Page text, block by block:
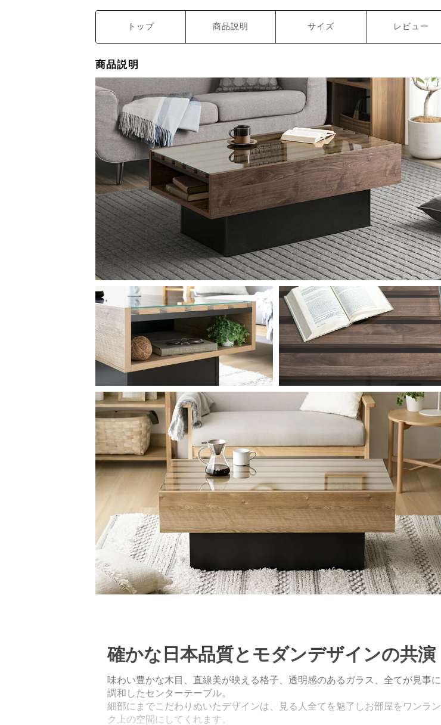
トップ 商品説明 サイズ レビュー
商品説明
確かな日本品質とモダンデザインの共演
味わい豊かな木目、直線美が映える格子、透明感のあるガラス、全てが見事に
調和したセンターテーブル。
細部にまでこだわりぬいたデザインは、見る人全てを魅了しお部屋をワンラン
ク上の空間にしてくれます。